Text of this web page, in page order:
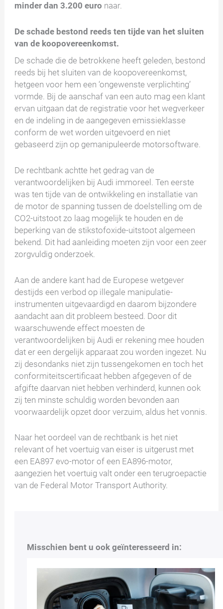
minder dan 3.200 euro naar.
De schade bestond reeds ten tijde van het sluiten
van de koopovereenkomst.
De schade die de betrokkene heeft geleden, bestond
reeds bij het sluiten van de koopovereenkomst,
hetgeen voor hem een ‘ongewenste verplichting’
vormde. Bij de aanschaf van een auto mag een klant
ervan uitgaan dat de registratie voor het wegverkeer
en de indeling in de aangegeven emissieklasse
conform de wet worden uitgevoerd en niet
gebaseerd zijn op gemanipuleerde motorsoftware.
De rechtbank achtte het gedrag van de
verantwoordelijken bij Audi immoreel. Ten eerste
was ten tijde van de ontwikkeling en installatie van
de motor de spanning tussen de doelstelling om de
CO2-uitstoot zo laag mogelijk te houden en de
beperking van de stikstofoxide-uitstoot algemeen
bekend. Dit had aanleiding moeten zijn voor een zeer
zorgvuldig onderzoek.
Aan de andere kant had de Europese wetgever
destijds een verbod op illegale manipulatie-
instrumenten uitgevaardigd en daarom bijzondere
aandacht aan dit probleem besteed. Door dit
waarschuwende effect moesten de
verantwoordelijken bij Audi er rekening mee houden
dat er een dergelijk apparaat zou worden ingezet. Nu
zij desondanks niet zijn tussengekomen en toch het
conformiteitscertificaat hebben afgegeven of de
afgifte daarvan niet hebben verhinderd, kunnen ook
zij ten minste schuldig worden bevonden aan
voorwaardelijk opzet door verzuim, aldus het vonnis.
Naar het oordeel van de rechtbank is het niet
relevant of het voertuig van eiser is uitgerust met
een EA897 evo-motor of een EA896-motor,
aangezien het voertuig valt onder een terugroepactie
van de Federal Motor Transport Authority.
Misschien bent u ook geïnteresseerd in: